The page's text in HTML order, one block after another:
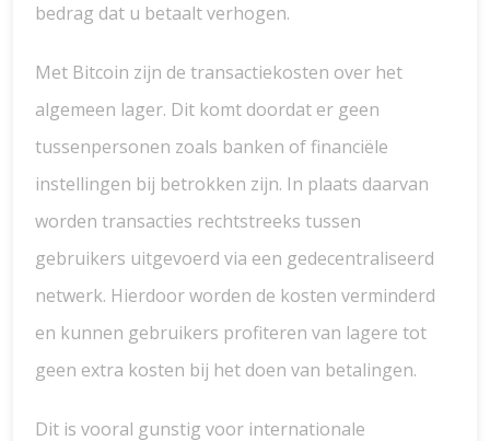
bedrag dat u betaalt verhogen.
Met Bitcoin zijn de transactiekosten over het
algemeen lager. Dit komt doordat er geen
tussenpersonen zoals banken of financiële
instellingen bij betrokken zijn. In plaats daarvan
worden transacties rechtstreeks tussen
gebruikers uitgevoerd via een gedecentraliseerd
netwerk. Hierdoor worden de kosten verminderd
en kunnen gebruikers profiteren van lagere tot
geen extra kosten bij het doen van betalingen.
Dit is vooral gunstig voor internationale